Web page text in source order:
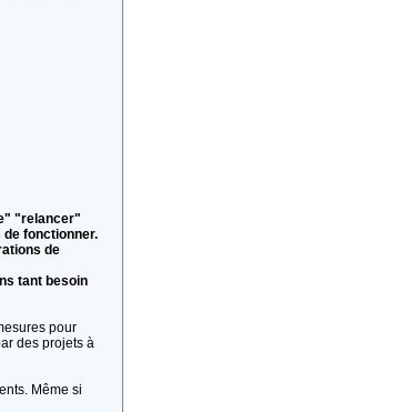
"relancer"
de fonctionner.
de
tant besoin
pour
des projets à
Même si